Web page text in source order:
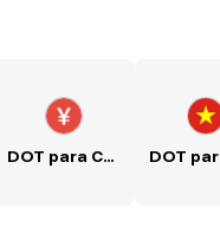
DOT para CNY